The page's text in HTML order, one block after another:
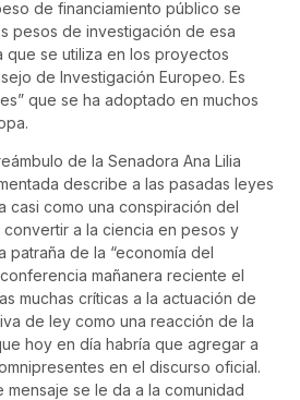
de financiamiento público se
pesos de investigación de esa
que se utiliza en los proyectos
de Investigación Europeo. Es
que se ha adoptado en muchos
de la Senadora Ana Lilia
describe a las pasadas leyes
casi como una conspiración del
a la ciencia en pesos y
patraña de la “economía del
mañanera reciente el
muchas críticas a la actuación de
de ley como una reacción de la
hoy en día habría que agregar a
en el discurso oficial.
mensaje se le da a la comunidad